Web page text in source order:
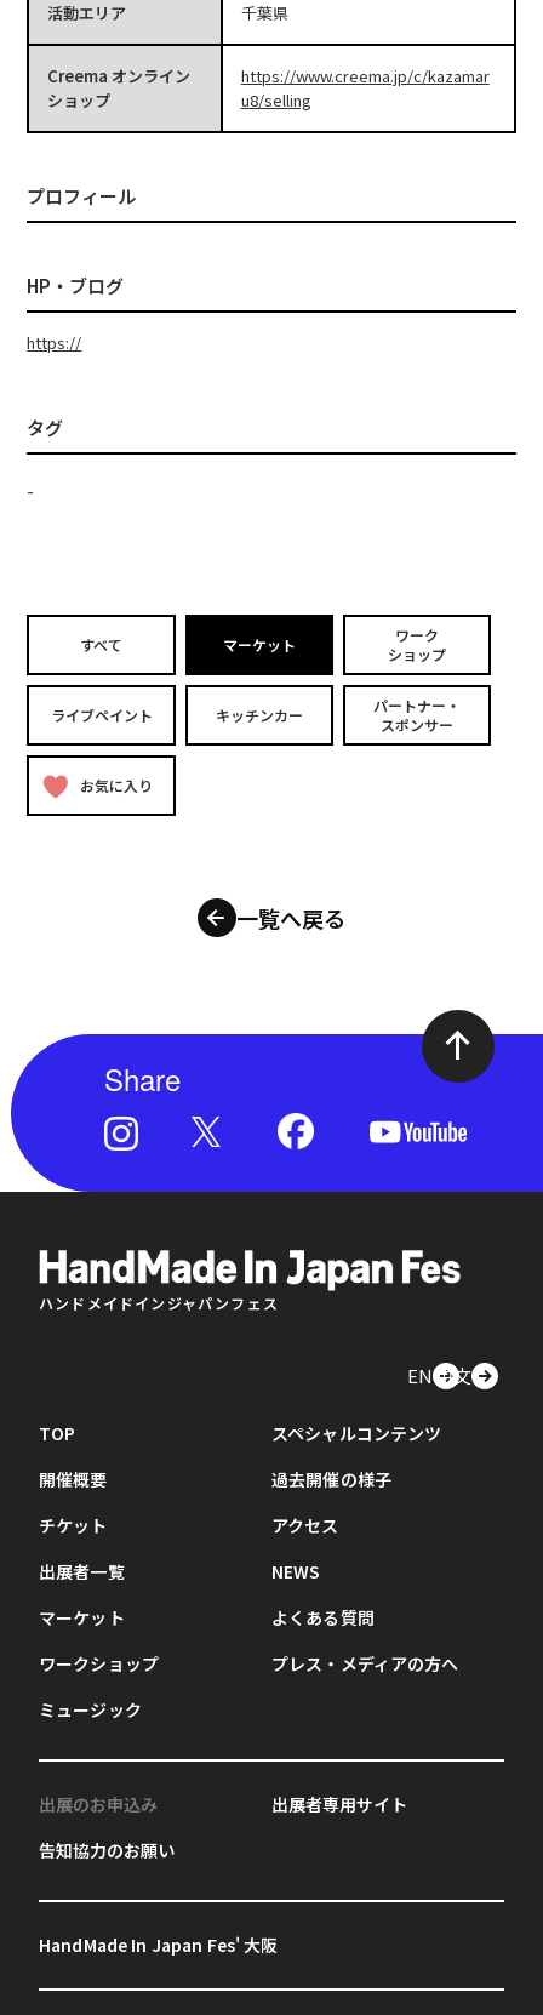
活動エリア 千葉県
Creema オンライン
ショップ
https://www.creema.jp/c/kazamar
u8/selling
プロフィール
HP・ブログ
https://
タグ
-
すべて マーケット
ワーク
ショップ
ライブペイント キッチンカー
パートナー・
スポンサー
お気に入り
一覧へ戻る
Share
ハンドメイドインジャパンフェス
EN中文
TOP
開催概要
チケット
出展者一覧
マーケット
ワークショップ
ミュージック
スペシャルコンテンツ
過去開催の様子
アクセス
NEWS
よくある質問
プレス・メディアの方へ
出展のお申込み
告知協力のお願い
出展者専用サイト
HandMade In Japan Fes' 大阪